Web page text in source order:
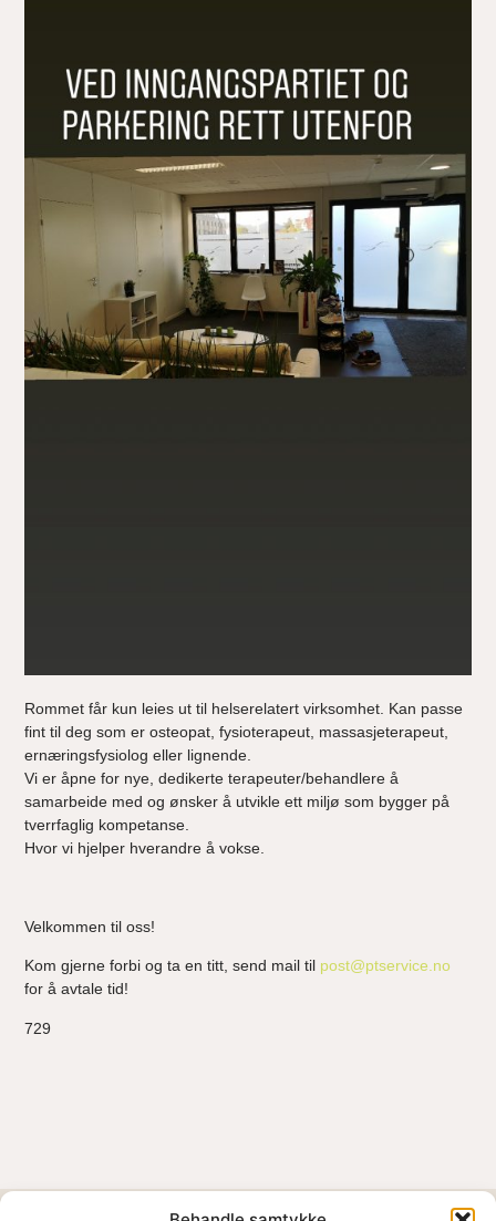
Rommet får kun leies ut til helserelatert virksomhet. Kan passe
fint til deg som er osteopat, fysioterapeut, massasjeterapeut,
ernæringsfysiolog eller lignende.
Vi er åpne for nye, dedikerte terapeuter/behandlere å
samarbeide med og ønsker å utvikle ett miljø som bygger på
tverrfaglig kompetanse.
Hvor vi hjelper hverandre å vokse.
Velkommen til oss!
Kom gjerne forbi og ta en titt, send mail til post@ptservice.no
for å avtale tid!
729